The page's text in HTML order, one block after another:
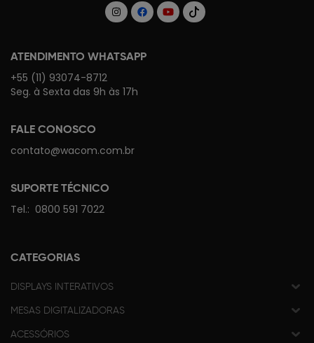
ATENDIMENTO WHATSAPP
+55 (11) 93074-8712
Seg. à Sexta das 9h às 17h
FALE CONOSCO
contato@wacom.com.br
SUPORTE TÉCNICO
Tel.: 0800 591 7022
CATEGORIAS
DISPLAYS INTERATIVOS
MESAS DIGITALIZADORAS
ACESSÓRIOS